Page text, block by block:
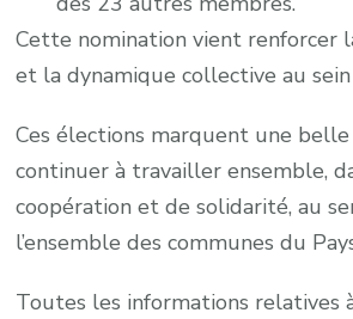
Cette nomination vient renforcer
et la dynamique collective au sein
Ces élections marquent une
continuer à travailler ensemble,
coopération et de solidarité, au
l’ensemble des communes du
Toutes les informations relatives